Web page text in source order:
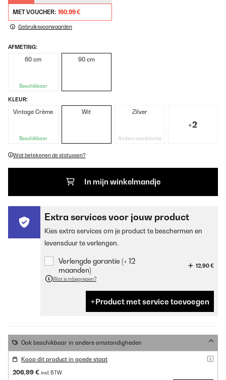
MET VOUCHER: 160,99 €
Gebruiksvoorwaarden
AFMETING:
60 cm
Beschikbaar
90 cm
KLEUR:
Vintage Crème
Beschikbaar
Wit Zilver
Andere combinatie
+2
Wat betekenen de statussen?
In mijn winkelmandje
Extra services voor jouw product
Kies extra services om je product te beschermen en
levensduur te verlengen.
Verlengde garantie (+ 12
maanden)
12,90 €
Wat is inbegrepen?
Product met service toevoegen
Ook beschikbaar in andere omstandigheden
Koop dit product in goede staat
206,99 € incl. BTW